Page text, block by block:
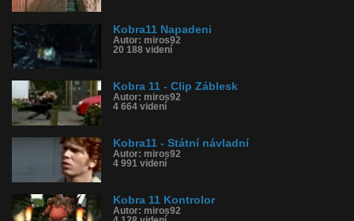
Kobra11 Napadeni
Autor: miros92
20 188 videní
Kobra 11 - Clip Záblesk
Autor: miros92
4 664 videní
Kobra11 - Státní návladní
Autor: miros92
4 991 videní
Kobra 11 Kontrolor
Autor: miros92